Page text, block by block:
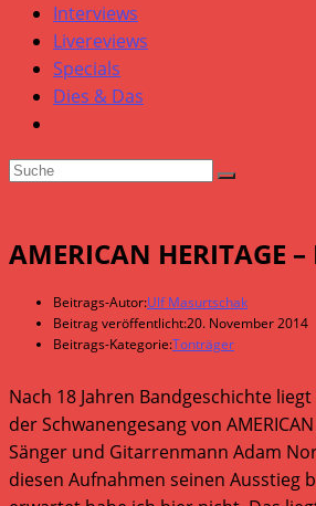
Interviews
Livereviews
Specials
Dies & Das
AMERICAN HERITAGE
Beitrags-Autor:Ulf Masurtschak
Beitrag veröffentlicht:20. November 2014
Beitrags-Kategorie:Tonträger
Nach 18 Jahren Bandgeschichte
der Schwanengesang von AMERICAN
Sänger und Gitarrenmann Adam
diesen Aufnahmen seinen Ausstieg